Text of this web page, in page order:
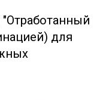
для